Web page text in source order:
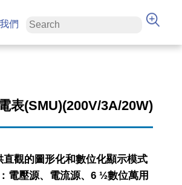
們
表(SMU)(200V/3A/20W)
觀的圖形化和數位化顯示模式
電壓源、電流源、6 ½數位萬用